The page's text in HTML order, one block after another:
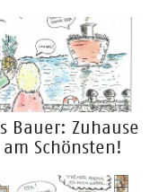
Bauer: Zuhause
Schönsten!